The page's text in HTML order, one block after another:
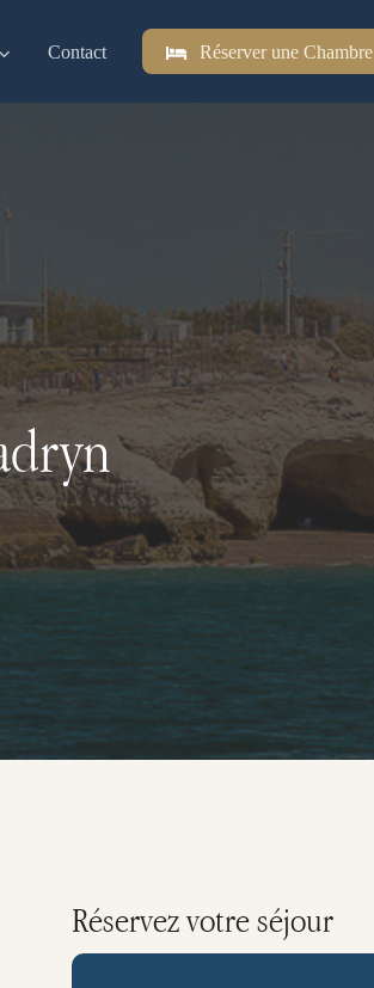
Contact Réserver une Chambre
Réservez votre séjour